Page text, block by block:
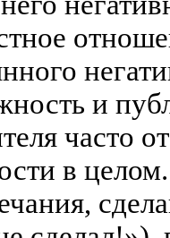
и
часто
в